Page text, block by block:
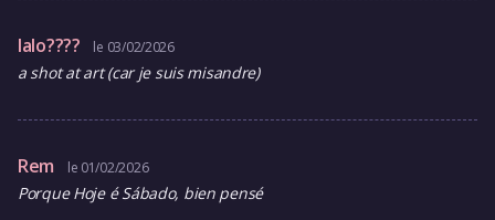
lalo???? le 03/02/2026
a shot at art (car je suis misandre)
Rem le 01/02/2026
Porque Hoje é Sábado, bien pensé